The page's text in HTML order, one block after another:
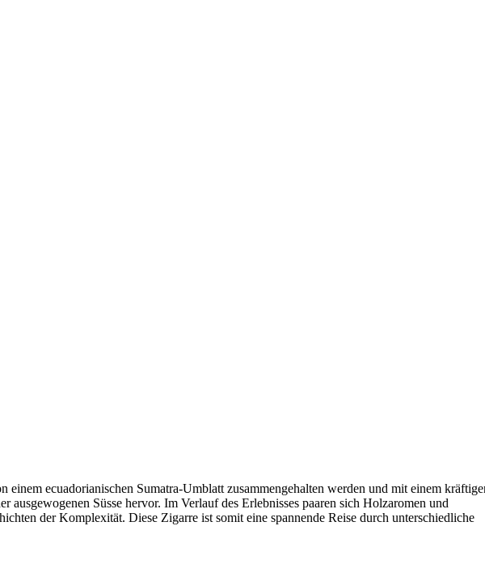
ecuadorianischen Sumatra-Umblatt zusammengehalten werden und mit einem
Süsse hervor. Im Verlauf des Erlebnisses paaren sich Holzaromen und
der Komplexität. Diese Zigarre ist somit eine spannende Reise durch unterschiedliche